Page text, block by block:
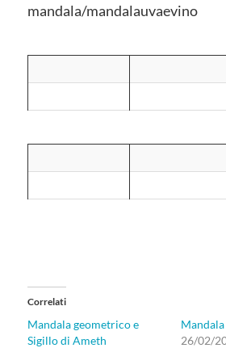
mandala/mandalauvaevino
Correlati
Mandala geometrico e
Sigillo di Ameth
26/02/